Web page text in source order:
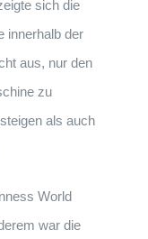
sich die
innerhalb der
aus, nur den
zu
als auch
World
war die